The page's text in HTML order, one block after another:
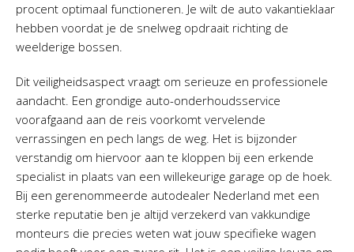
procent optimaal functioneren. Je wilt de auto vakantieklaar
hebben voordat je de snelweg opdraait richting de
weelderige bossen.
Dit veiligheidsaspect vraagt om serieuze en professionele
aandacht. Een grondige auto-onderhoudsservice
voorafgaand aan de reis voorkomt vervelende
verrassingen en pech langs de weg. Het is bijzonder
verstandig om hiervoor aan te kloppen bij een erkende
specialist in plaats van een willekeurige garage op de hoek.
Bij een gerenommeerde autodealer Nederland met een
sterke reputatie ben je altijd verzekerd van vakkundige
monteurs die precies weten wat jouw specifieke wagen